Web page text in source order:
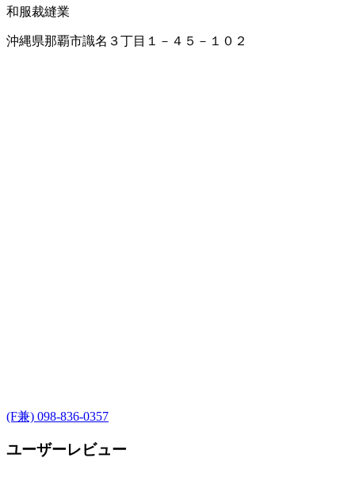
和服裁縫業
沖縄県那覇市識名３丁目１－４５－１０２
(F兼) 098-836-0357
ユーザーレビュー